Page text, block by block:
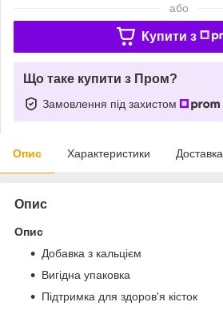
або
Купити з
Що таке купити з Пром?
Замовлення під захистом
Опис Характеристики Доставка
Опис
Опис
Добавка з кальцієм
Вигідна упаковка
Підтримка для здоров'я кісток